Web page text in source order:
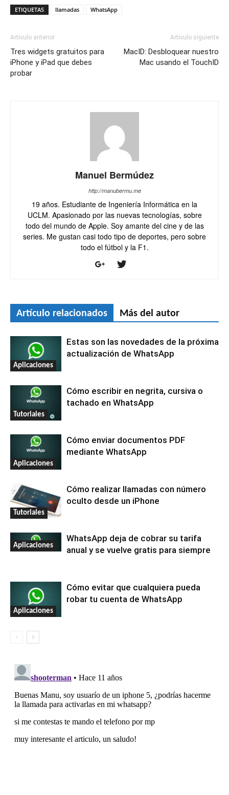
ETIQUETAS llamadas WhatsApp
Artículo anterior
Tres widgets gratuitos para
iPhone y iPad que debes
probar
Artículo siguiente
MacID: Desbloquear nuestro
Mac usando el TouchID
Manuel Bermúdez
http://manubermu.me
19 años. Estudiante de Ingeniería Informática en la
UCLM. Apasionado por las nuevas tecnologías, sobre
todo del mundo de Apple. Soy amante del cine y de las
series. Me gustan casi todo tipo de deportes, pero sobre
todo el fútbol y la F1.
Artículo relacionados Más del autor
Aplicaciones
Estas son las novedades de la próxima
actualización de WhatsApp
Tutoriales
Cómo escribir en negrita, cursiva o
tachado en WhatsApp
Aplicaciones
Cómo enviar documentos PDF
mediante WhatsApp
Tutoriales
Cómo realizar llamadas con número
oculto desde un iPhone
Aplicaciones
WhatsApp deja de cobrar su tarifa
anual y se vuelve gratis para siempre
Aplicaciones
Cómo evitar que cualquiera pueda
robar tu cuenta de WhatsApp